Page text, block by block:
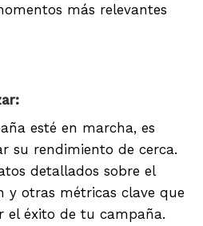
más relevantes
esté en marcha, es
su rendimiento de cerca.
detallados sobre el
y otras métricas clave que
el éxito de tu campaña.